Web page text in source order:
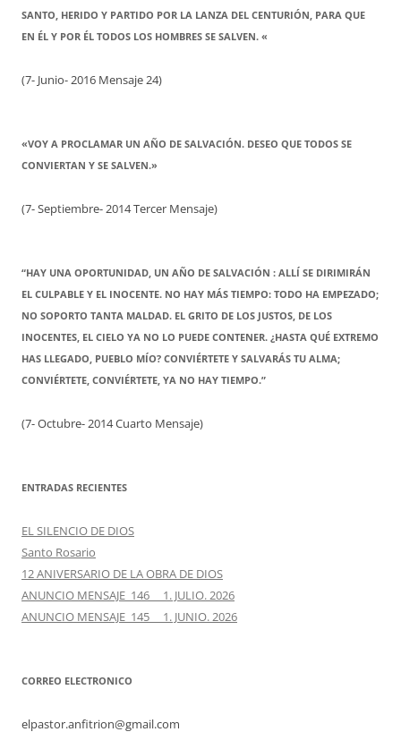
SANTO, HERIDO Y PARTIDO POR LA LANZA DEL CENTURIÓN, PARA QUE
EN ÉL Y POR ÉL TODOS LOS HOMBRES SE SALVEN. «
(7- Junio- 2016 Mensaje 24)
«VOY A PROCLAMAR UN AÑO DE SALVACIÓN. DESEO QUE TODOS SE
CONVIERTAN Y SE SALVEN.»
(7- Septiembre- 2014 Tercer Mensaje)
“HAY UNA OPORTUNIDAD, UN AÑO DE SALVACIÓN : ALLÍ SE DIRIMIRÁN
EL CULPABLE Y EL INOCENTE. NO HAY MÁS TIEMPO: TODO HA EMPEZADO;
NO SOPORTO TANTA MALDAD. EL GRITO DE LOS JUSTOS, DE LOS
INOCENTES, EL CIELO YA NO LO PUEDE CONTENER. ¿HASTA QUÉ EXTREMO
HAS LLEGADO, PUEBLO MÍO? CONVIÉRTETE Y SALVARÁS TU ALMA;
CONVIÉRTETE, CONVIÉRTETE, YA NO HAY TIEMPO.”
(7- Octubre- 2014 Cuarto Mensaje)
ENTRADAS RECIENTES
EL SILENCIO DE DIOS
Santo Rosario
12 ANIVERSARIO DE LA OBRA DE DIOS
ANUNCIO MENSAJE 146 1. JULIO. 2026
ANUNCIO MENSAJE 145 1. JUNIO. 2026
CORREO ELECTRONICO
elpastor.anfitrion@gmail.com